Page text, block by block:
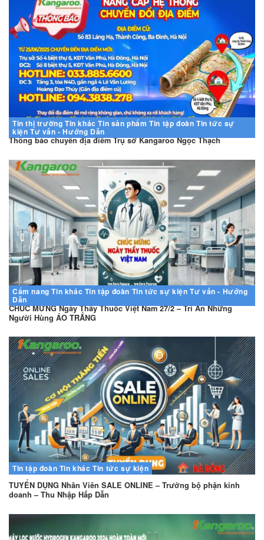
Tin thị trường Tin khác Tin sản phẩm Tin tập đoàn Tin tức sự
kiện Tư vấn - Hướng Dẫn
Thông báo chuyển địa điểm Trụ sở Kangaroo Ngọc Thạch
Cẩm nang Tin khác Tin tập đoàn Tin tức sự kiện Tư vấn - Hướng
Dẫn
CHÚC MỪNG Ngày Thầy Thuốc Việt Nam 27/2 – Tri Ân Những
Người Hùng ÁO TRẮNG
Tin tập đoàn Tin khác Tin tức sự kiện
TUYỂN DỤNG Nhân Viên SALE ONLINE – Trưởng bộ phận kinh
doanh – Thu Nhập Hấp Dẫn